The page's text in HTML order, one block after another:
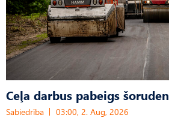
Ceļa darbus pabeigs šoruden
Sabiedrība 03:00, 2. Aug, 2026